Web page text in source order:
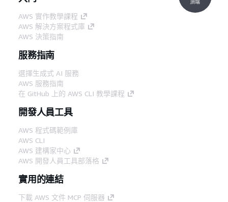
AWS 實作教學課程
AWS 解決方案程式庫
AWS 決策指南
服務指南
選擇生成式 AI 服務
AWS 服務指南
在 GitHub 上的 AWS CLI 教學課程
開發人員工具
AWS 程式碼範例庫
AWS CLI
AWS 建構家中心
AWS 開發人員工具部落格
實用的連結
下載 AWS 文件 MCP 伺服器
頂端